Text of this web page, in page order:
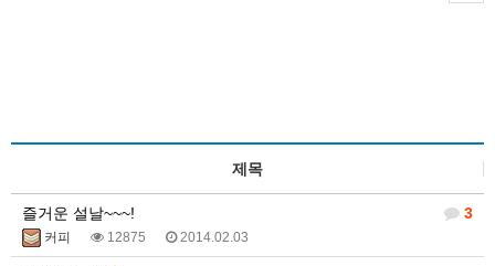
제목
3
즐거운 설날~~~!
커피 12875 2014.02.03